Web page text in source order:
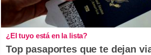
¿El tuyo está en la lista?
Top pasaportes que te dejan